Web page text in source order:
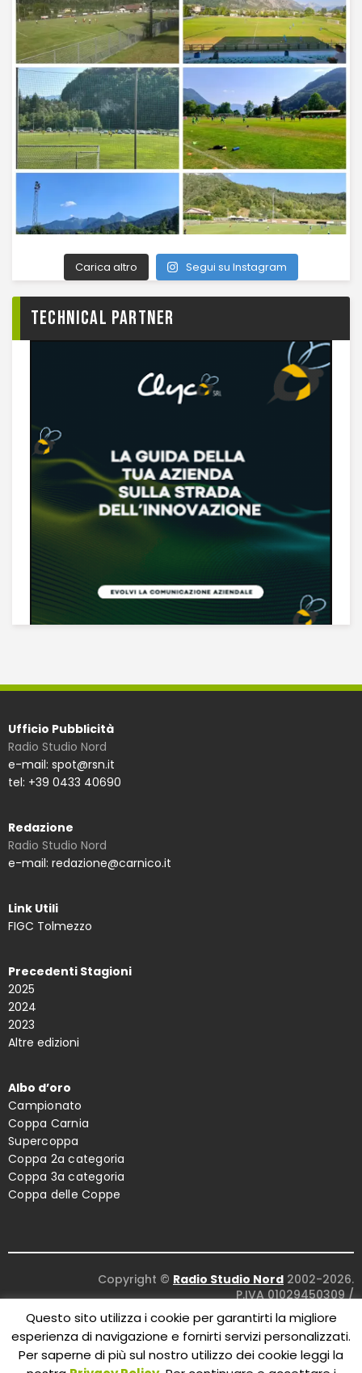
Carica altro Segui su Instagram
TECHNICAL PARTNER
Ufficio Pubblicità
Radio Studio Nord
e-mail: spot@rsn.it
tel: +39 0433 40690
Redazione
Radio Studio Nord
e-mail: redazione@carnico.it
Link Utili
FIGC Tolmezzo
Precedenti Stagioni
2025
2024
2023
Altre edizioni
Albo d’oro
Campionato
Coppa Carnia
Supercoppa
Coppa 2a categoria
Coppa 3a categoria
Coppa delle Coppe
Copyright © Radio Studio Nord 2002-2026.
P.IVA 01029450309 /
Concept and design:Five Studio
Maintenance:Clyco SRL. All Rights Reserved.
Questo sito utilizza i cookie per garantirti la migliore
esperienza di navigazione e fornirti servizi personalizzati.
Per saperne di più sul nostro utilizzo dei cookie leggi la